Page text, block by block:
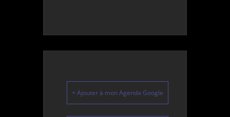
+ Ajouter à mon Agenda Google